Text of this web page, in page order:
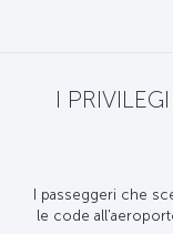
I
I passeggeri che
le code